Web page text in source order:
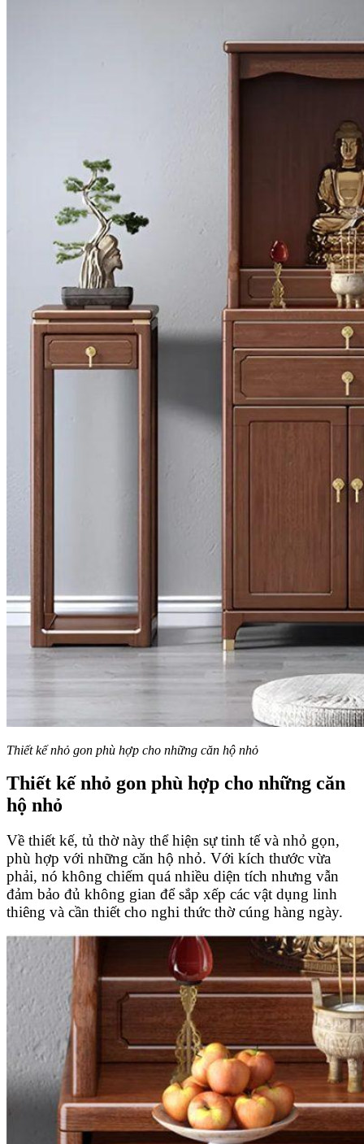
Thiết kế nhỏ gon phù hợp cho những căn hộ nhỏ
Thiết kế nhỏ gon phù hợp cho những căn
hộ nhỏ
Về thiết kế, tủ thờ này thể hiện sự tinh tế và nhỏ gọn,
phù hợp với những căn hộ nhỏ. Với kích thước vừa
phải, nó không chiếm quá nhiều diện tích nhưng vẫn
đảm bảo đủ không gian để sắp xếp các vật dụng linh
thiêng và cần thiết cho nghi thức thờ cúng hàng ngày.